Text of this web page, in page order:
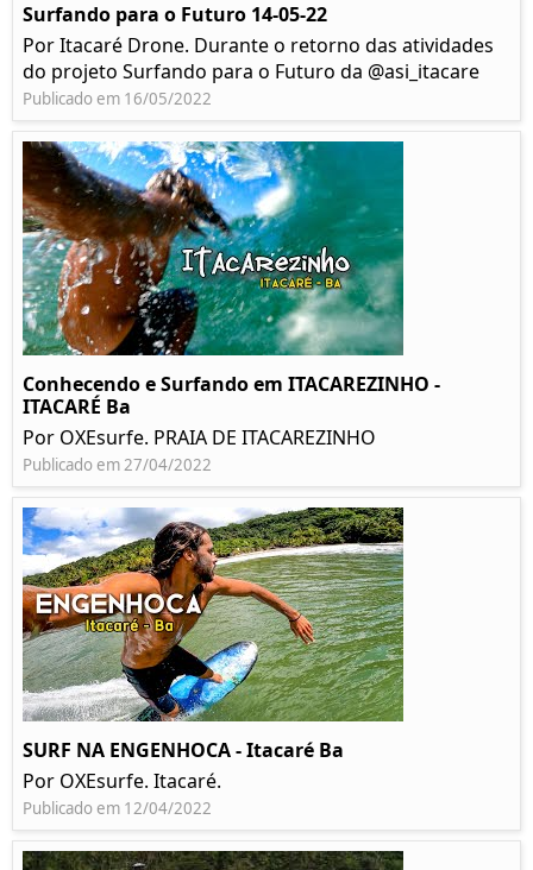
Surfando para o Futuro 14-05-22
Por Itacaré Drone. Durante o retorno das atividades
do projeto Surfando para o Futuro da @asi_itacare
Publicado em 16/05/2022
Conhecendo e Surfando em ITACAREZINHO -
ITACARÉ Ba
Por OXEsurfe. PRAIA DE ITACAREZINHO
Publicado em 27/04/2022
SURF NA ENGENHOCA - Itacaré Ba
Por OXEsurfe. Itacaré.
Publicado em 12/04/2022